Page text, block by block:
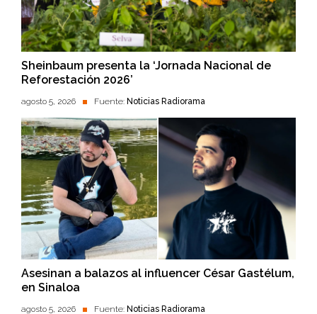
Sheinbaum presenta la ‘Jornada Nacional de
Reforestación 2026’
agosto 5, 2026 Fuente: Noticias Radiorama
Asesinan a balazos al influencer César Gastélum,
en Sinaloa
agosto 5, 2026 Fuente: Noticias Radiorama